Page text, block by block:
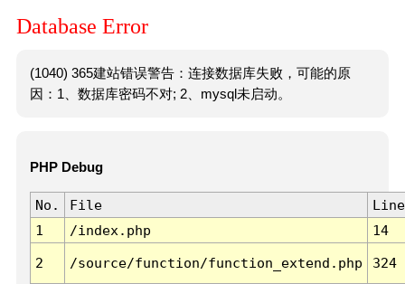
Database Error
(1040) 365建站错误警告：连接数据库失败，可能的原
因：1、数据库密码不对; 2、mysql未启动。
PHP Debug
No. File
Line
1
/index.php 14
2 /source/function/function_extend.php 324